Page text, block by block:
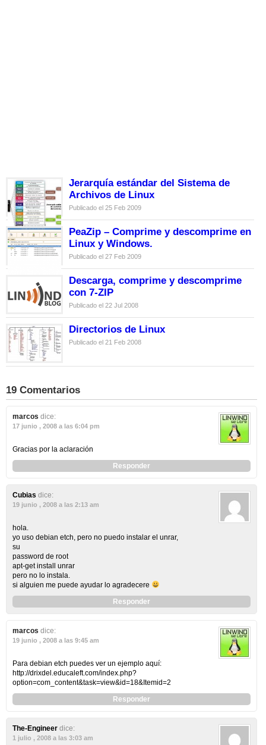
Jerarquía estándar del Sistema de
Archivos de Linux
Publicado el 25 Feb 2009
PeaZip – Comprime y descomprime en
Linux y Windows.
Publicado el 27 Feb 2009
Descarga, comprime y descomprime
con 7-ZIP
Publicado el 22 Jul 2008
Directorios de Linux
Publicado el 21 Feb 2008
19 Comentarios
marcos dice:
17 junio , 2008 a las 6:04 pm
Gracias por la aclaración
Responder
Cubias dice:
19 junio , 2008 a las 2:13 am
hola.
yo uso debian etch, pero no puedo instalar el unrar,
su
password de root
apt-get install unrar
pero no lo instala.
si alguien me puede ayudar lo agradecere
Responder
marcos dice:
19 junio , 2008 a las 9:45 am
Para debian etch puedes ver un ejemplo aquí:
http://drixdel.educaleft.com/index.php?
option=com_content&task=view&id=18&Itemid=2
Responder
The-Engineer dice:
1 julio , 2008 a las 3:03 am